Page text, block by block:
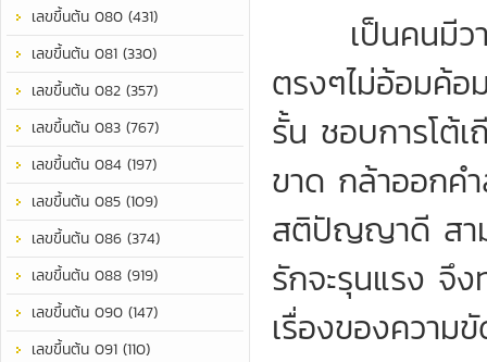
เลขขึ้นต้น 080 (431)
เลขขึ้นต้น 081 (330)
เลขขึ้นต้น 082 (357)
เลขขึ้นต้น 083 (767)
เลขขึ้นต้น 084 (197)
เลขขึ้นต้น 085 (109)
เลขขึ้นต้น 086 (374)
เลขขึ้นต้น 088 (919)
เลขขึ้นต้น 090 (147)
เลขขึ้นต้น 091 (110)
เป็นคนมีวาท
ตรงๆไม่อ้อมค้อ
รั้น ชอบการโต้เ
ขาด กล้าออกค
สติปัญญาดี สาม
รักจะรุนแรง จึง
เรื่องของความ